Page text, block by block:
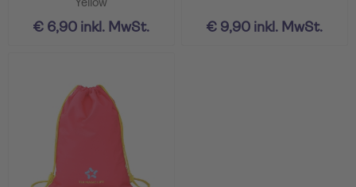
Yellow
€ 6,90 inkl. MwSt. € 9,90 inkl. MwSt.